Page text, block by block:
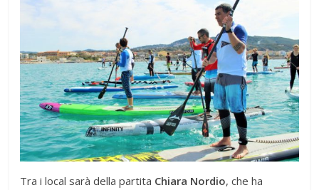
Tra i local sarà della partita Chiara Nordio, che ha